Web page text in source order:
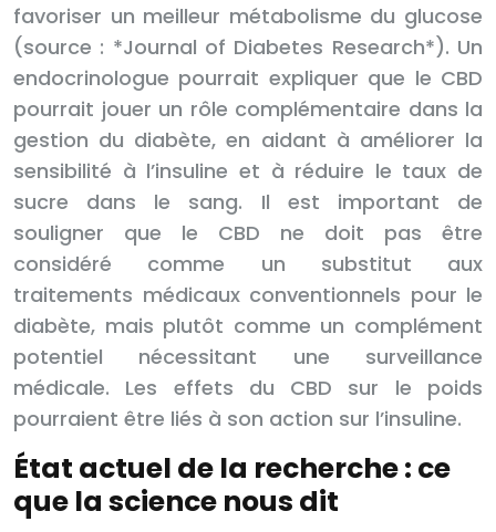
favoriser un meilleur métabolisme du glucose
(source : *Journal of Diabetes Research*). Un
endocrinologue pourrait expliquer que le CBD
pourrait jouer un rôle complémentaire dans la
gestion du diabète, en aidant à améliorer la
sensibilité à l’insuline et à réduire le taux de
sucre dans le sang. Il est important de
souligner que le CBD ne doit pas être
considéré comme un substitut aux
traitements médicaux conventionnels pour le
diabète, mais plutôt comme un complément
potentiel nécessitant une surveillance
médicale. Les effets du CBD sur le poids
pourraient être liés à son action sur l’insuline.
État actuel de la recherche : ce
que la science nous dit